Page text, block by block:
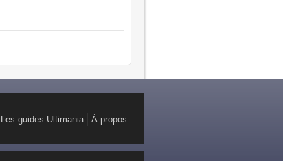
Les guides Ultimania À propos